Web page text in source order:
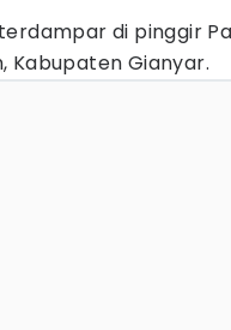
di pinggir
Kabupaten Gianyar.